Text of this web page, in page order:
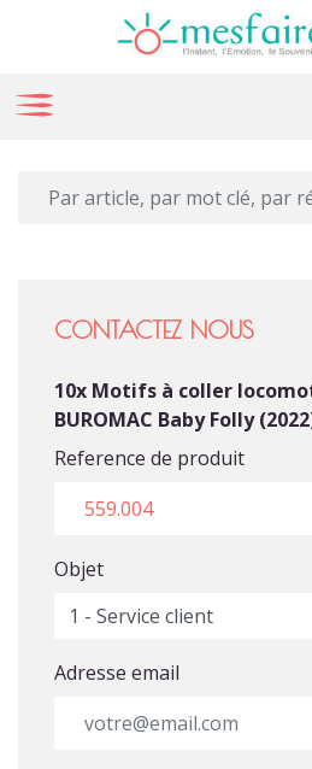
CONTACTEZ NOUS
10x Motifs à coller
BUROMAC Baby Folly
Reference de produit
Objet
Adresse email